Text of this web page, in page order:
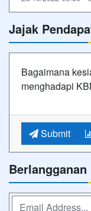
Jajak
Bagaimana
menghadapi
Submit
Berlangganan